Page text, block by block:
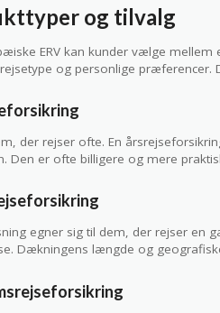
og tilvalg
ERV kan kunder vælge
og personlige præferencer.
der rejser ofte. En
Den er ofte billigere og mere
egner sig til dem, der rejser en
Dækningens længde og